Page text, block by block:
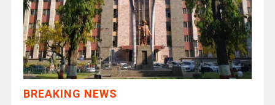
BREAKING NEWS